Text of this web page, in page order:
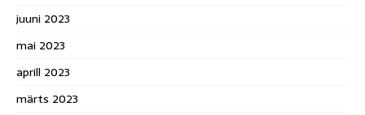
juuni 2023
mai 2023
aprill 2023
märts 2023